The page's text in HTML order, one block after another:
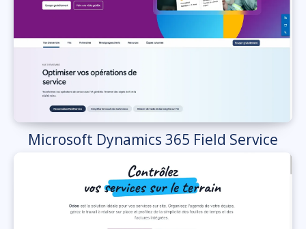
Microsoft Dynamics 365 Field Service